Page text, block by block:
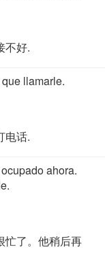
不好.
llamarle.
电话.
ahora.
忙了。他稍后再